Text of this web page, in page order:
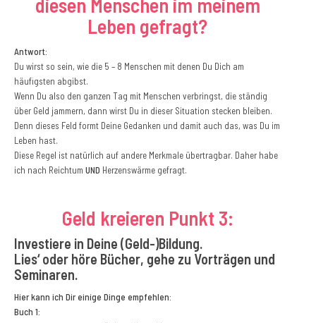
diesen Menschen im meinem
Leben gefragt?
Antwort:
Du wirst so sein, wie die 5 – 8 Menschen mit denen Du Dich am
häufigsten abgibst.
Wenn Du also den ganzen Tag mit Menschen verbringst, die ständig
über Geld jammern, dann wirst Du in dieser Situation stecken bleiben.
Denn dieses Feld formt Deine Gedanken und damit auch das, was Du im
Leben hast.
Diese Regel ist natürlich auf andere Merkmale übertragbar. Daher habe
ich nach Reichtum UND Herzenswärme gefragt.
Geld kreieren Punkt 3:
Investiere in Deine (Geld-)Bildung.
Lies‘ oder höre Bücher, gehe zu Vorträgen und
Seminaren.
Hier kann ich Dir einige Dinge empfehlen:
Buch 1: